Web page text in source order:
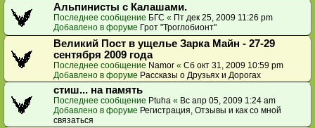
Альпинисты с Калашами.
Последнее сообщение БГС « Пт дек 25, 2009 11:26 pm
Добавлено в форуме Грот "Троглобионт"
Великий Пост в ущелье Зарка Майн - 27-29
сентября 2009 года
Последнее сообщение Namor « Сб окт 31, 2009 10:59 pm
Добавлено в форуме Рассказы о Друзьях и Дорогах
стиш... на память
Последнее сообщение Ptuha « Вс апр 05, 2009 1:24 am
Добавлено в форуме Регистрация, Отзывы и как со мной
связаться